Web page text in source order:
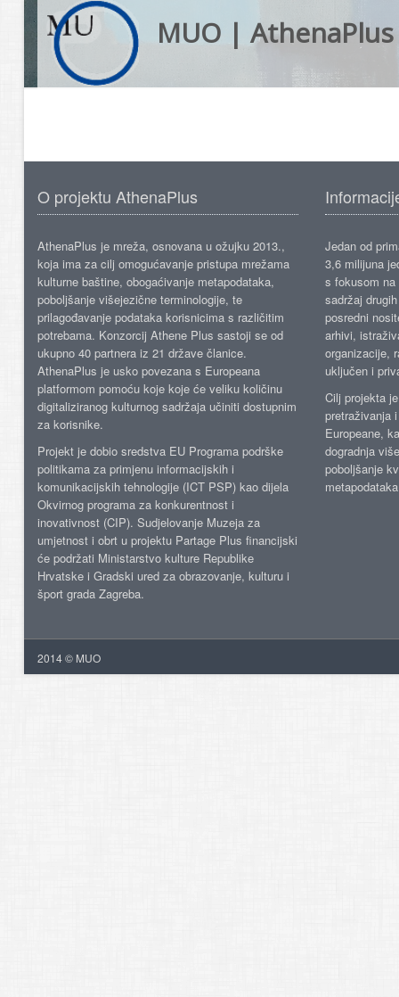
MUO | AthenaPlus
O projektu AthenaPlus
AthenaPlus je mreža, osnovana u ožujku 2013.,
koja ima za cilj omogućavanje pristupa mrežama
kulturne baštine, obogaćivanje metapodataka,
poboljšanje višejezične terminologije, te
prilagođavanje podataka korisnicima s različitim
potrebama. Konzorcij Athene Plus sastoji se od
ukupno 40 partnera iz 21 države članice.
AthenaPlus je usko povezana s Europeana
platformom pomoću koje koje će veliku količinu
digitaliziranog kulturnog sadržaja učiniti dostupnim
za korisnike.
Projekt je dobio sredstva EU Programa podrške
politikama za primjenu informacijskih i
komunikacijskih tehnologije (ICT PSP) kao dijela
Okvirnog programa za konkurentnost i
inovativnost (CIP). Sudjelovanje Muzeja za
umjetnost i obrt u projektu Partage Plus financijski
će podržati Ministarstvo kulture Republike
Hrvatske i Gradski ured za obrazovanje, kulturu i
šport grada Zagreba.
Jedan od
3,6 milijuna
s fokusom
sadržaj
posredni
arhivi,
organizacije,
uključen i
Cilj projekta
pretraživanja
Europeane,
dogradnja
poboljšanje
2014 © MUO